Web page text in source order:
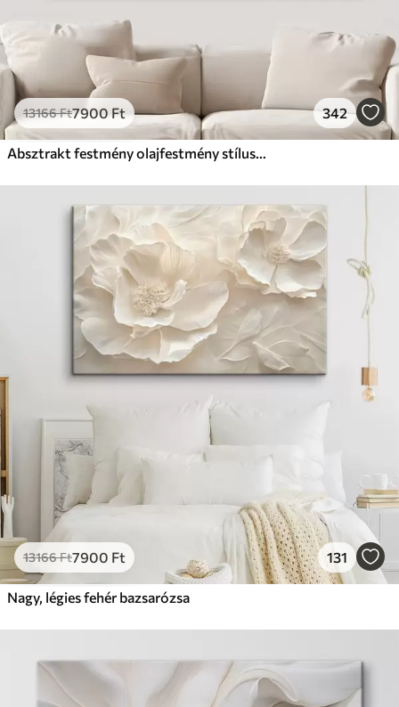
13166Ft7900Ft 342
Absztrakt festmény olajfestmény stílusban
13166Ft7900 Ft 131
Nagy, légies fehér bazsarózsa